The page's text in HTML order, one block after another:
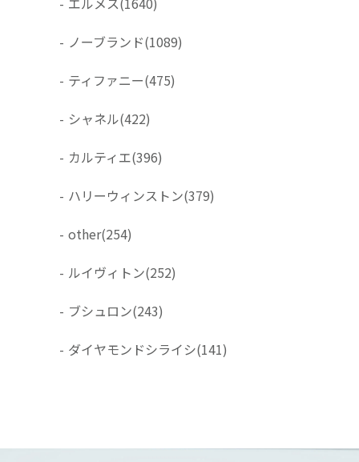
- ノーブランド(1089)
- ティファニー(475)
- シャネル(422)
- カルティエ(396)
- ハリーウィンストン(379)
- other(254)
- ルイヴィトン(252)
- ブシュロン(243)
- ダイヤモンドシライシ(141)